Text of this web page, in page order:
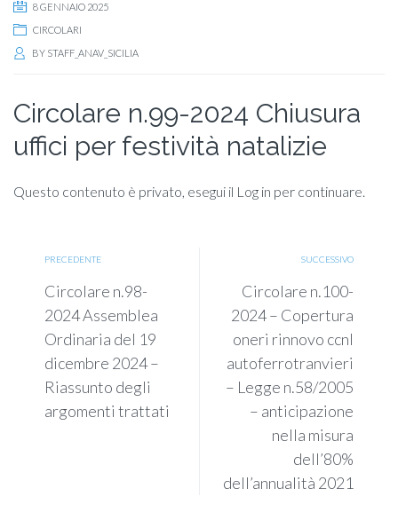
8 GENNAIO 2025
CIRCOLARI
BY STAFF_ANAV_SICILIA
Circolare n.99-2024 Chiusura
uffici per festività natalizie
Questo contenuto è privato, esegui il Log in per continuare.
PRECEDENTE
Circolare n.98-
2024 Assemblea
Ordinaria del 19
dicembre 2024 –
Riassunto degli
argomenti trattati
SUCCESSIVO
Circolare n.100-
2024 – Copertura
oneri rinnovo ccnl
autoferrotranvieri
– Legge n.58/2005
– anticipazione
nella misura
dell’80%
dell’annualità 2021